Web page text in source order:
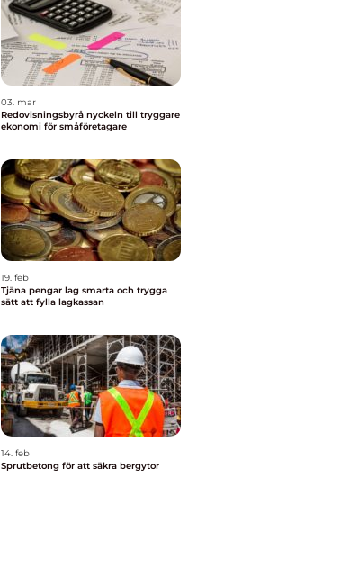
03. mar
Redovisningsbyrå nyckeln till tryggare
ekonomi för småföretagare
19. feb
Tjäna pengar lag smarta och trygga
sätt att fylla lagkassan
14. feb
Sprutbetong för att säkra bergytor